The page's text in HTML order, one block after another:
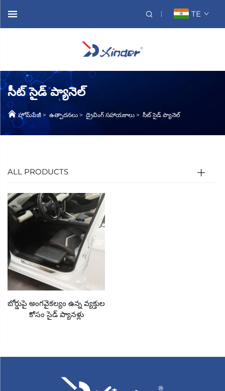
TE
సీట్ సైడ్ ప్యానెల్
హోమ్‌పేజీ> ఉత్పాదనలు > డ్రైవింగ్ సహాయకాలు > సీట్ సైడ్ ప్యానెల్
ALL PRODUCTS
బోర్డుపై అంగవైకల్యం ఉన్న వ్యక్తుల
కోసం సైడ్ ప్యానళ్లు